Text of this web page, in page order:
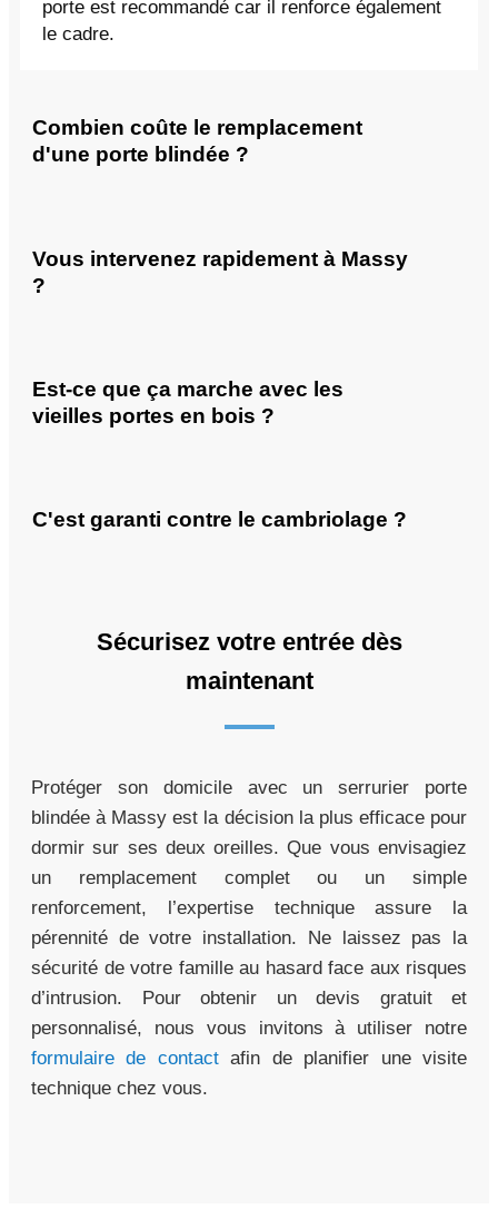
porte est recommandé car il renforce également
le cadre.
Combien coûte le remplacement
d'une porte blindée ?
Vous intervenez rapidement à Massy
?
Est-ce que ça marche avec les
vieilles portes en bois ?
C'est garanti contre le cambriolage ?
Sécurisez votre entrée dès
maintenant
Protéger son domicile avec un serrurier porte
blindée à Massy est la décision la plus efficace pour
dormir sur ses deux oreilles. Que vous envisagiez
un remplacement complet ou un simple
renforcement, l’expertise technique assure la
pérennité de votre installation. Ne laissez pas la
sécurité de votre famille au hasard face aux risques
d’intrusion. Pour obtenir un devis gratuit et
personnalisé, nous vous invitons à utiliser notre
formulaire de contactafin de planifier une visite
technique chez vous.